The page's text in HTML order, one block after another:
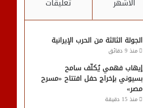
الأشهر تعليقات
الجولة الثالثة من الحرب الإيرانية
منذ 9 دقائق
إيهاب فهمي يُكلّف سامح
بسيوني بإخراج حفل افتتاح «مسرح
مصر»
منذ 15 دقيقة